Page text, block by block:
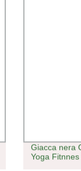
Giacca nera
Yoga Fitnnes